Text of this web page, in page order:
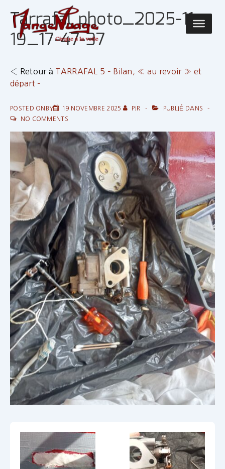
passer
contenu
Main
Tarrafal photo_2025-11-
19_17-47-37
‹ Retour à TARRAFAL 5 – Bilan, « au revoir » et
départ –
POSTED ONBY 19 NOVEMBRE 2025 PIR
PUBLIÉ DANS
NO COMMENTS